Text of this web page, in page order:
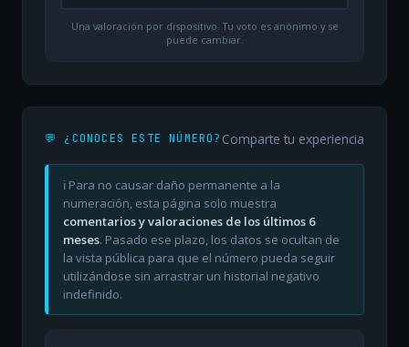
Una valoración por dispositivo. Tu voto es anónimo y se
puede cambiar.
💬 ¿CONOCES ESTE NÚMERO? Comparte tu experiencia
ℹ️ Para no causar daño permanente a la
numeración, esta página solo muestra
comentarios y valoraciones de los últimos 6
meses. Pasado ese plazo, los datos se ocultan de
la vista pública para que el número pueda seguir
utilizándose sin arrastrar un historial negativo
indefinido.